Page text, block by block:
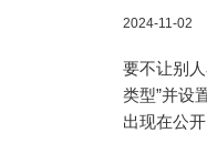
2024-11-02
要不让别
类型”并设
出现在公